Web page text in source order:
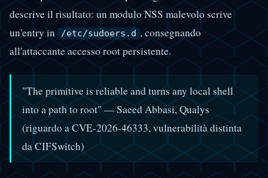
descrive il risultato: un modulo NSS malevolo scrive
un'entry in /etc/sudoers.d , consegnando
all'attaccante accesso root persistente.
"The primitive is reliable and turns any local shell
into a path to root" — Saeed Abbasi, Qualys
(riguardo a CVE-2026-46333, vulnerabilità distinta
da CIFSwitch)